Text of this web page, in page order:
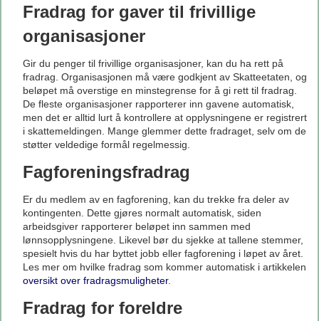
Fradrag for gaver til frivillige
organisasjoner
Gir du penger til frivillige organisasjoner, kan du ha rett på
fradrag. Organisasjonen må være godkjent av Skatteetaten, og
beløpet må overstige en minstegrense for å gi rett til fradrag.
De fleste organisasjoner rapporterer inn gavene automatisk,
men det er alltid lurt å kontrollere at opplysningene er registrert
i skattemeldingen. Mange glemmer dette fradraget, selv om de
støtter veldedige formål regelmessig.
Fagforeningsfradrag
Er du medlem av en fagforening, kan du trekke fra deler av
kontingenten. Dette gjøres normalt automatisk, siden
arbeidsgiver rapporterer beløpet inn sammen med
lønnsopplysningene. Likevel bør du sjekke at tallene stemmer,
spesielt hvis du har byttet jobb eller fagforening i løpet av året.
Les mer om hvilke fradrag som kommer automatisk i artikkelen
oversikt over fradragsmuligheter.
Fradrag for foreldre